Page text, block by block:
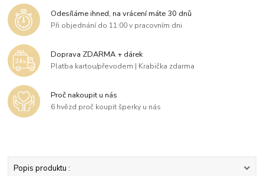
Odesíláme ihned, na vrácení máte 30 dnů
Při objednání do 11:00 v pracovním dni
Doprava ZDARMA + dárek
Platba kartou/převodem | Krabička zdarma
Proč nakoupit u nás
6 hvězd proč koupit šperky u nás
Popis produktu :